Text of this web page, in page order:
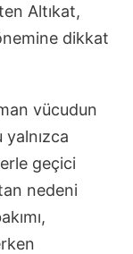
Altıkat,
dikkat
vücudun
yalnızca
geçici
nedeni